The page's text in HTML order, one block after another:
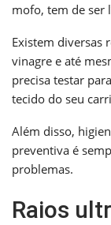
mofo, tem de ser
Existem diversas
vinagre e até
precisa testar
tecido do seu
Além disso,
preventiva é
problemas.
Raios